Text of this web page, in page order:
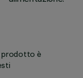
prodotto è